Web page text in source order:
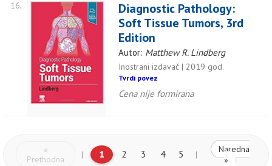
16.
Diagnostic Pathology:
Soft Tissue Tumors, 3rd
Edition
Autor: Matthew R. Lindberg
Inostrani izdavač | 2019 god.
Tvrdi povez
Cena nije formirana
«
Prethodna
| 1 2 3 4 5 |
Naredna
»